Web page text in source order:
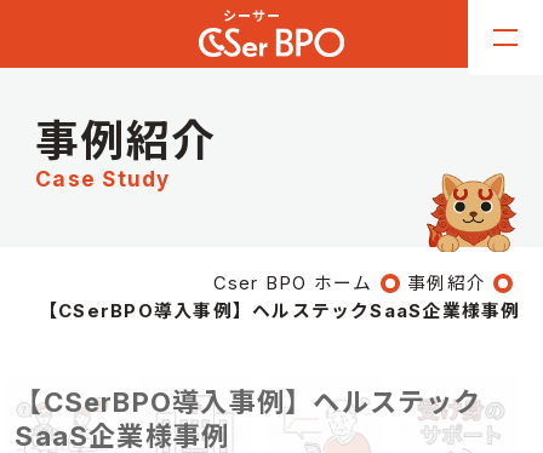
事例紹介
Case Study
Cser BPO ホーム
事例紹介
【CSerBPO導入事例】ヘルステックSaaS企業様事例
【CSerBPO導入事例】ヘルステック
SaaS企業様事例